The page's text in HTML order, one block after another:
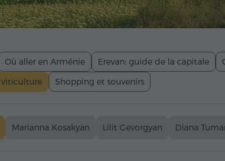
Où aller en Arménie Erevan: guide de la capitale
Shopping et souvenirs
Marianna Kosakyan Lilit Gevorgyan Diana